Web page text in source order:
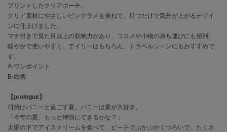
Clarks Premium
クラークス
CODE A
コードエー
COLE HAAN
コール ハーン
CONVERSE
コンバース
プリントしたクリアポーチ。
クリア素材にやさしいピンクラメを重ねて、持つだけで気分が上がるデザイ
ンに仕上げました。
マチ付きで見た目以上の収納力があり、コスメや小物の持ち運びにも便利。
軽やかで使いやすく、デイリーはもちろん、トラベルシーンにもおすすめで
す。
A-ワンポイント
B-総柄
【prologue】
日焼けバニーと過ごす夏。バニーは夏が大好き。
「今年の夏、もっと特別にできるかな？」
太陽の下でアイスクリームを食べて、ビーチでぷかぷかくつろいで、たくさ